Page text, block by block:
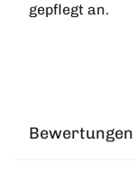
gepflegt an.
Bewertungen